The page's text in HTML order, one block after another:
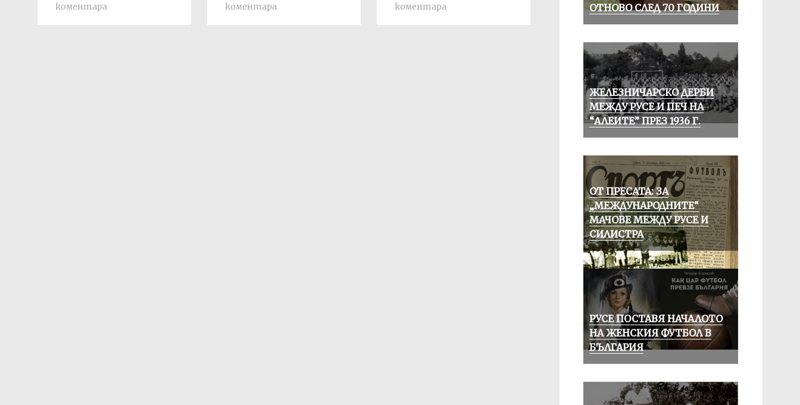
коментара
коментара
коментара
ОТНОВО СЛЕД 70 ГОДИНИ
ЖЕЛЕЗНИЧАРСКО ДЕРБИ
МЕЖДУ РУСЕ И ПЕЧ НА
“АЛЕИТЕ” ПРЕЗ 1936 Г.
ОТ ПРЕСАТА: ЗА
„МЕЖДУНАРОДНИТЕ“
МАЧОВЕ МЕЖДУ РУСЕ И
СИЛИСТРА
РУСЕ ПОСТАВЯ НАЧАЛОТО
НА ЖЕНСКИЯ ФУТБОЛ В
БЪЛГАРИЯ